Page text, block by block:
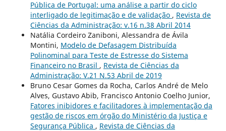
Pública de Portugal: uma análise a partir do ciclo
interligado de legitimação e de validação , Revista de
Ciências da Administração: v.16 n.38 Abril 2014
Natália Cordeiro Zaniboni, Alessandra de Ávila
Montini, Modelo de Defasagem Distribuída
Polinominal para Teste de Estresse do Sistema
Financeiro no Brasil , Revista de Ciências da
Administração: V.21 N.53 Abril de 2019
Bruno Cesar Gomes da Rocha, Carlos André de Melo
Alves, Gustavo Abib, Francisco Antonio Coelho Junior,
Fatores inibidores e facilitadores à implementação da
gestão de riscos em órgão do Ministério da Justiça e
Segurança Pública , Revista de Ciências da